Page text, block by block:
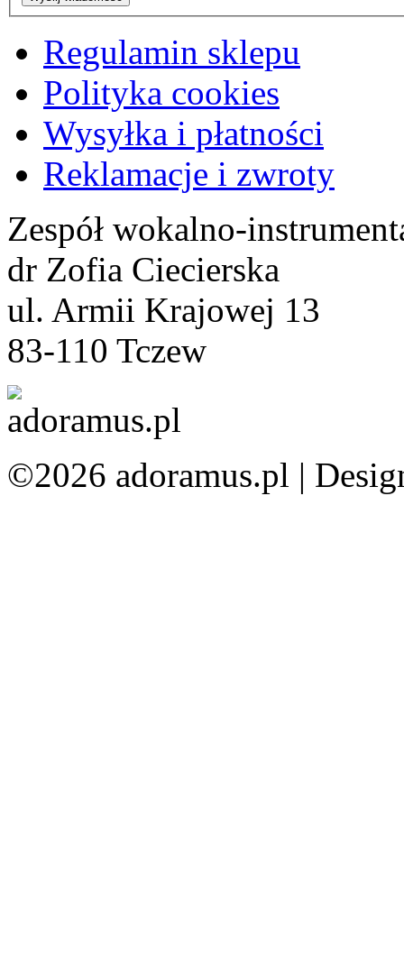
Regulamin sklepu
Polityka cookies
Wysyłka i płatności
Reklamacje i zwroty
Zespół wokalno-
dr Zofia Ciecierska
ul. Armii Krajowej 13
83-110 Tczew
©2026 adoramus.pl |